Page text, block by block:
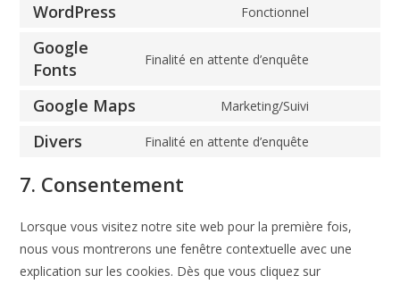
WordPress Fonctionnel
Google
Fonts
Finalité en attente d’enquête
Google Maps Marketing/Suivi
Divers Finalité en attente d’enquête
7. Consentement
Lorsque vous visitez notre site web pour la première fois,
nous vous montrerons une fenêtre contextuelle avec une
explication sur les cookies. Dès que vous cliquez sur